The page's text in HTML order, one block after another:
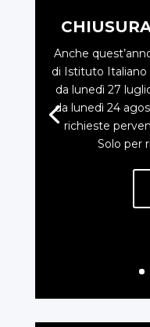
Anche
di Istituto Italiano
da lunedì 27
da lunedì 24
richieste
Solo per